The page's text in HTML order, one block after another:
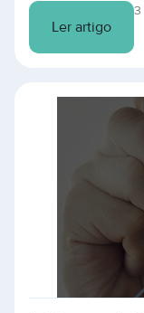
indústria 4.0 é
de inovar
os novos
“quarta” está
fabricantes,
Ler artigo
3